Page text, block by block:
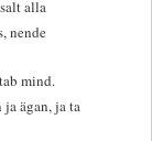
alla
nende
mind.
ägan, ja ta